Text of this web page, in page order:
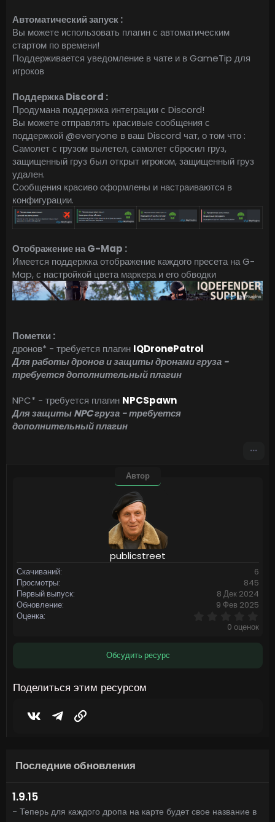
Автоматический запуск :
Вы можете использовать плагин с автоматическим
стартом по времени!
Поддерживается уведомление в чате и в GameTip для
игроков
Поддержка Discord :
Продумана поддержка интеграции с Discord!
Вы можете отправлять красивые сообщения с
поддержкой @everyone в ваш Discord чат, о том что :
Самолет с грузом вылетел, самолет сбросил груз,
защищенный груз был открыт игроком, защищенный груз
удален.
Сообщения красиво оформлены и настраиваются в
конфигурации.
Отображение на G-Map :
Имеется поддержка отображение каждого пресета на G-
Map, с настройкой цвета маркера и его обводки
Пометки :
дронов* - требуется плагин IQDronePatrol
Для работы дронов и защиты дронами груза -
требуется дополнительный плагин
NPC* - требуется плагин NPCSpawn
Для защиты NPC груза - требуется
дополнительный плагин
Автор
publicstreet
Скачиваний
6
Просмотры
845
Первый выпуск
8 Дек 2024
Обновление
9 Фев 2025
Оценка
,
0
0 оценок
Обсудить ресурс
Поделиться этим ресурсом
VkontakteTelegram
Последние обновления
1.9.15
- Теперь для каждого дропа на карте будет свое название в